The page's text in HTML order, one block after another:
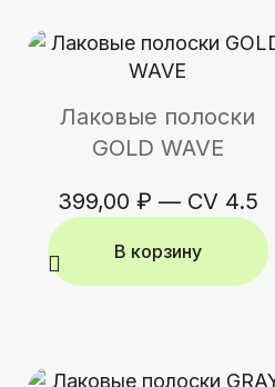
Лаковые полоски
GOLD WAVE
399,00 ₽ — CV 4.5
В корзину